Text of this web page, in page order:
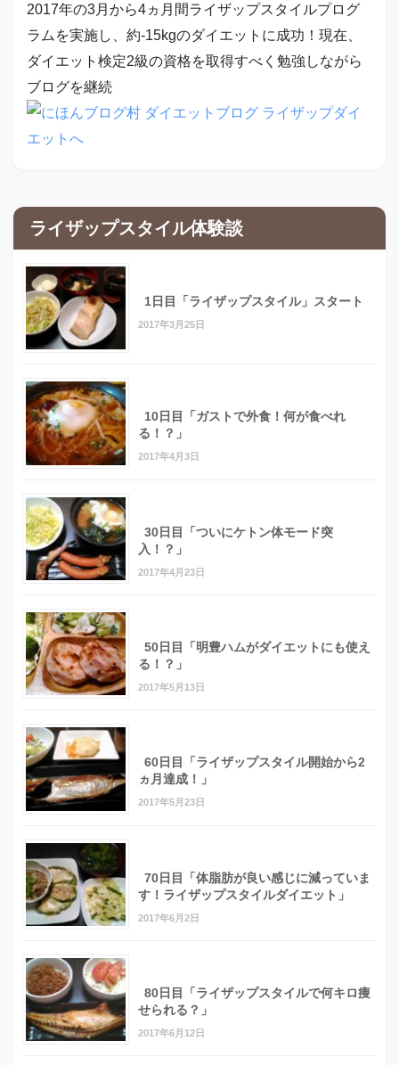
2017年の3月から4ヵ月間ライザップスタイルプログ
ラムを実施し、約-15kgのダイエットに成功！現在、
ダイエット検定2級の資格を取得すべく勉強しながら
ブログを継続
ライザップスタイル体験談
1日目「ライザップスタイル」スタート
2017年3月25日
10日目「ガストで外食！何が食べれ
る！？」
2017年4月3日
30日目「ついにケトン体モード突
入！？」
2017年4月23日
50日目「明豊ハムがダイエットにも使え
る！？」
2017年5月13日
60日目「ライザップスタイル開始から2
ヵ月達成！」
2017年5月23日
70日目「体脂肪が良い感じに減っていま
す！ライザップスタイルダイエット」
2017年6月2日
80日目「ライザップスタイルで何キロ痩
せられる？」
2017年6月12日